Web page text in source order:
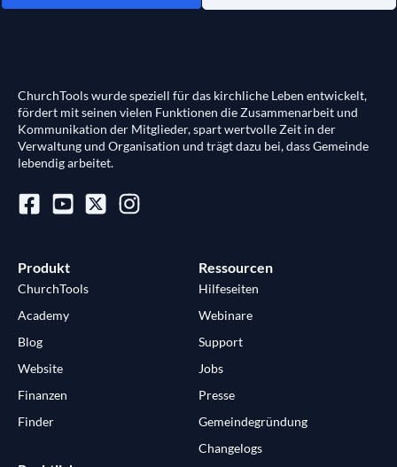
ChurchTools wurde speziell für das kirchliche Leben entwickelt,
fördert mit seinen vielen Funktionen die Zusammenarbeit und
Kommunikation der Mitglieder, spart wertvolle Zeit in der
Verwaltung und Organisation und trägt dazu bei, dass Gemeinde
lebendig arbeitet.
Produkt
ChurchTools
Academy
Blog
Website
Finanzen
Finder
Ressourcen
Hilfeseiten
Webinare
Support
Jobs
Presse
Gemeindegründung
Changelogs